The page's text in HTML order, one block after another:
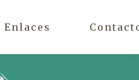
Enlaces